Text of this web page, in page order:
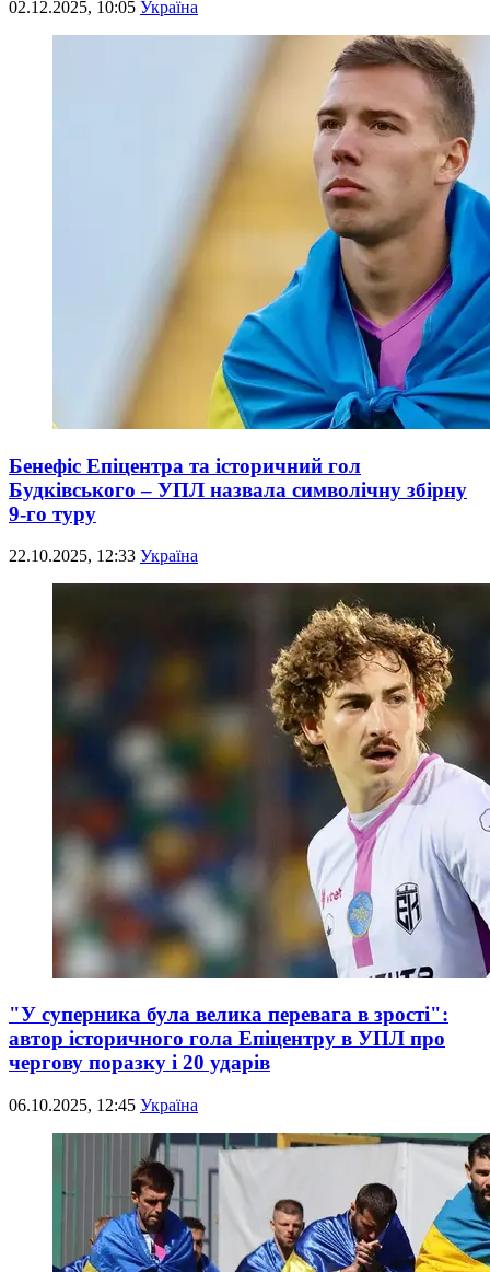
02.12.2025, 10:05 Україна
Бенефіс Епіцентра та історичний гол
Будківського – УПЛ назвала символічну збірну
9-го туру
22.10.2025, 12:33 Україна
"У суперника була велика перевага в зрості":
автор історичного гола Епіцентру в УПЛ про
чергову поразку і 20 ударів
06.10.2025, 12:45 Україна